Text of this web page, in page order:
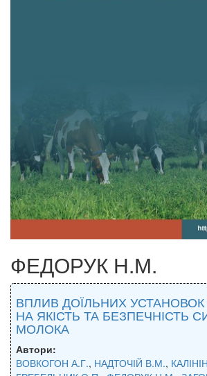
ФЕДОРУК Н.М.
ВПЛИВ ДОЇЛЬНИХ УСТАНОВОК
НА ЯКІСТЬ ТА БЕЗПЕЧНІСТЬ
МОЛОКА
Автори:
ВОВКОГОН А.Г., НАДТОЧІЙ В.М.,